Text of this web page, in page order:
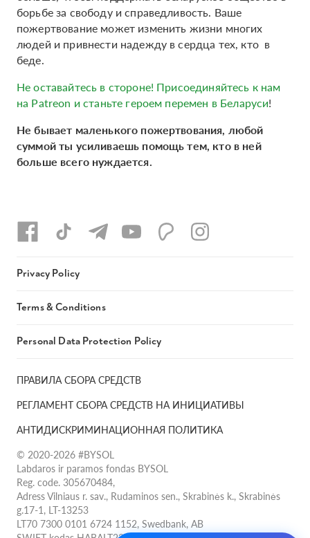
борьбе за свободу и справедливость. Ваше
пожертвование может изменить жизни многих
людей и привнести надежду в сердца тех, кто в
беде.
Не оставайтесь в стороне! Присоединяйтесь к нам
на Patreon и станьте героем перемен в Беларуси!
Не бывает маленького пожертвования, любой
суммой ты усиливаешь помощь тем, кто в ней
больше всего нуждается.
ПРАВИЛА СБОРА СРЕДСТВ
РЕГЛАМЕНТ СБОРА СРЕДСТВ НА ИНИЦИАТИВЫ
АНТИДИСКРИМИНАЦИОННАЯ ПОЛИТИКА
© 2020-2026 #BYSOL
Labdaros ir paramos fondas BYSOL
Reg. code. 305670484,
Adress Vilniaus r. sav., Rudaminos sen., Skrabinės k., Skrabinės
g.17-1, LT-13253
LT70 7300 0101 6724 1152, Swedbank, AB
Privacy Policy
Terms & Conditions
Personal Data Protection Policy